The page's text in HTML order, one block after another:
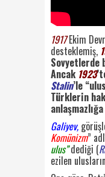
1917Ekim
desteklemiş,
Sovyetlerde
Ancak 1923
Stalin’le
Türklerin
Galiyev,
Komünizm”
ulus”dediği (
ezilen